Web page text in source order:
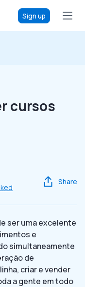
Sign up
cursos
Share
ser uma excelente
e
simultaneamente
de
criar e vender
a gente em todo